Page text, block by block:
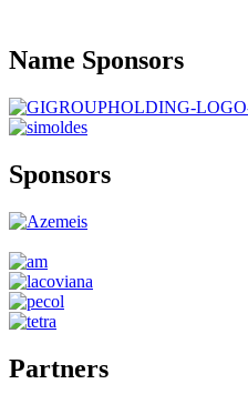
Name Sponsors
Sponsors
Partners